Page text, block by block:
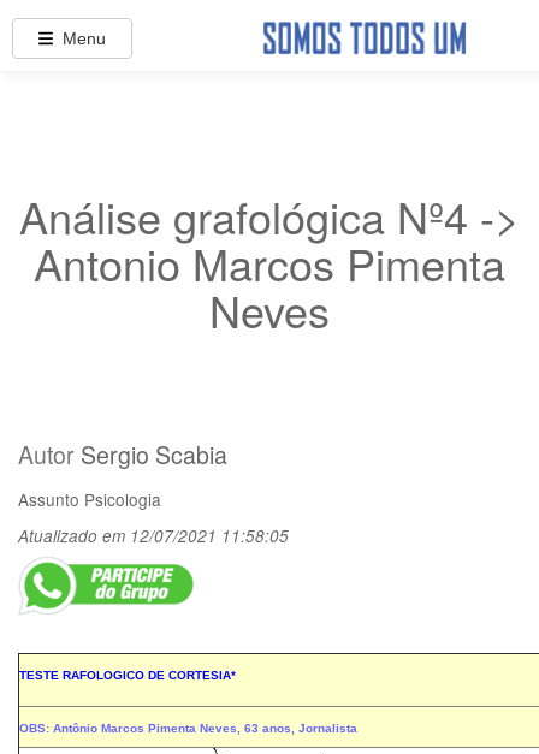
Análise grafológica Nº4 ->
Antonio Marcos Pimenta
Neves
Autor Sergio Scabia
Assunto Psicologia
Atualizado em 12/07/2021 11:58:05
TESTE RAFOLOGICO DE CORTESIA*
OBS: Antônio Marcos Pimenta Neves, 63 anos, Jornalista
Menu